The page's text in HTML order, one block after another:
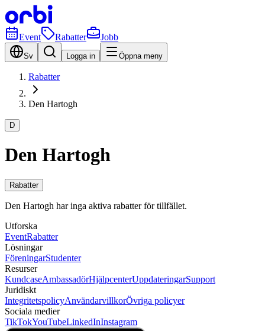
Event Rabatter Jobb
Sv Logga in Öppna meny
Rabatter
Den Hartogh
D
Den Hartogh
Rabatter
Den Hartogh har inga aktiva rabatter för tillfället.
Utforska
EventRabatter
Lösningar
FöreningarStudenter
Resurser
KundcaseAmbassadörHjälpcenterUppdateringarSupport
Juridiskt
IntegritetspolicyAnvändarvillkorÖvriga policyer
Sociala medier
TikTokYouTubeLinkedInInstagram